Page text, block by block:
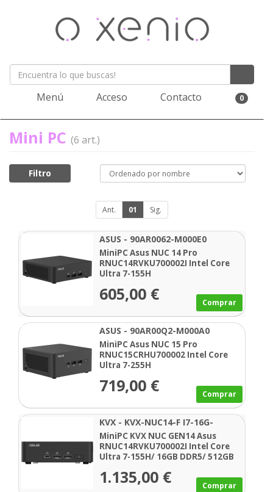
Menú Acceso Contacto 0
Mini PC (6 art.)
Filtro
Ant. 01 Sig.
ASUS - 90AR0062-M000E0
MiniPC Asus NUC 14 Pro
RNUC14RVKU700002I Intel Core
Ultra 7-155H
605,00 € Comprar
ASUS - 90AR00Q2-M000A0
MiniPC Asus NUC 15 Pro
RNUC15CRHU700002 Intel Core
Ultra 7-255H
719,00 € Comprar
KVX - KVX-NUC14-F I7-16G-
512GB-SSD
MiniPC KVX NUC GEN14 Asus
RNUC14RVKU700002I Intel Core
Ultra 7-155H/ 16GB DDR5/ 512GB
1.135,00 € Comprar